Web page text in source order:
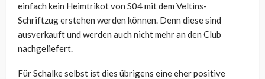
einfach kein Heimtrikot von S04 mit dem Veltins-
Schriftzug erstehen werden können. Denn diese sind
ausverkauft und werden auch nicht mehr an den Club
nachgeliefert.
Für Schalke selbst ist dies übrigens eine eher positive